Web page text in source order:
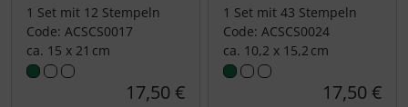
1 Set mit 12 Stempeln
Code: ACSCS0017
ca. 15 x 21 cm
17,50 €
1 Set mit 43 Stempeln
Code: ACSCS0024
ca. 10,2 x 15,2 cm
17,50 €